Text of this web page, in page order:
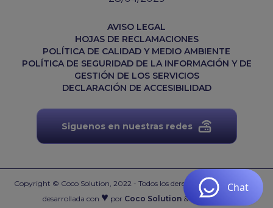
AVISO LEGAL
HOJAS DE RECLAMACIONES
POLÍTICA DE CALIDAD Y MEDIO AMBIENTE
POLÍTICA DE SEGURIDAD DE LA INFORMACIÓN Y DE
GESTIÓN DE LOS SERVICIOS
DECLARACIÓN DE ACCESIBILIDAD
Siguenos en nuestras redes
Copyright © Coco Solution, 2022 - Todos los derechos reservados.Web
desarrollada con ♥ por Coco Solution & Acai Suite